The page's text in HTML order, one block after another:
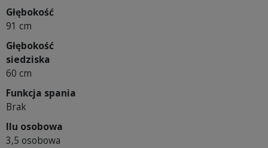
Głębokość
91 cm
Głębokość
siedziska
60 cm
Funkcja spania
Brak
Ilu osobowa
3,5 osobowa